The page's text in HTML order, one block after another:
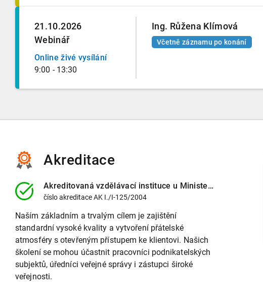
21.10.2026
Webinář
Online živé vysílání
9:00 - 13:30
Ing. Růžena Klímová
Včetně záznamu po konání
Akreditace
Akreditovaná vzdělávací instituce u Ministerstva vnitra ČR
čísloakreditaceAK I./I-125/2004
Naším základním a trvalým cílem je zajištění
standardní vysoké kvality a vytvoření přátelské
atmosféry s otevřeným přístupem ke klientovi. Našich
školení se mohou účastnit pracovníci podnikatelských
subjektů, úředníci veřejné správy i zástupci široké
veřejnosti.